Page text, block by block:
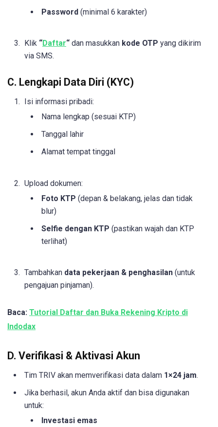
Password (minimal 6 karakter)
Klik “Daftar“ dan masukkan kode OTP yang dikirim
via SMS.
C. Lengkapi Data Diri (KYC)
Isi informasi pribadi:
Nama lengkap (sesuai KTP)
Tanggal lahir
Alamat tempat tinggal
Upload dokumen:
Foto KTP (depan & belakang, jelas dan tidak
blur)
Selfie dengan KTP (pastikan wajah dan KTP
terlihat)
Tambahkan data pekerjaan & penghasilan (untuk
pengajuan pinjaman).
Baca: Tutorial Daftar dan Buka Rekening Kripto di
Indodax
D. Verifikasi & Aktivasi Akun
Tim TRIV akan memverifikasi data dalam 1×24 jam.
Jika berhasil, akun Anda aktif dan bisa digunakan
untuk:
Investasi emas